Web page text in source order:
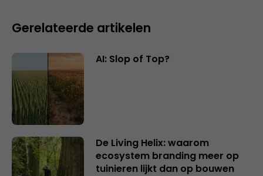
Gerelateerde artikelen
AI: Slop of Top?
De Living Helix: waarom
ecosystem branding meer op
tuinieren lijkt dan op bouwen